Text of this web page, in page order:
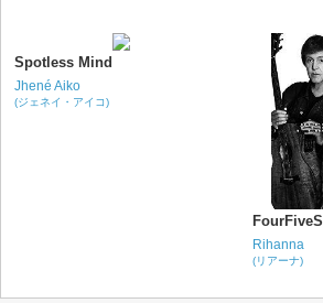
Spotless Mind
Jhené Aiko
(ジェネイ・アイコ)
Rihanna
(リアーナ)